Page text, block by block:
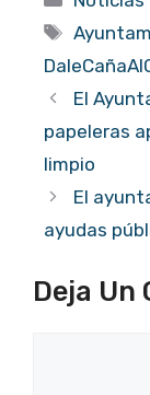
El
papeleras
limpio
El
ayudas
Deja Un